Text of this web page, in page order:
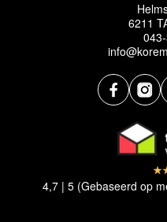
6211
4,7 | 5 (Gebaseerd op